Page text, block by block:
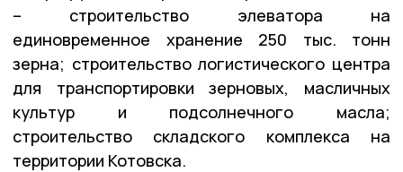
– строительство элеватора на
единовременное хранение 250 тыс. тонн
зерна; строительство логистического центра
для транспортировки зерновых, масличных
культур и подсолнечного масла;
строительство складского комплекса на
территории Котовска.